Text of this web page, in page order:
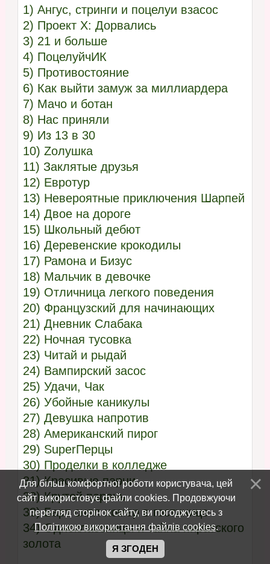
1) Ангус, стринги и поцелуи взасос
2) Проект X: Дорвались
3) 21 и больше
4) ПоцелуйчИК
5) Противостояние
6) Как выйти замуж за миллиардера
7) Мачо и ботан
8) Нас приняли
9) Из 13 в 30
10) Zолушка
11) Заклятые друзья
12) Евротур
13) Невероятные приключения Шарпей
14) Двое на дороге
15) Школьный дебют
16) Деревенские крокодилы
17) Рамона и Бизус
18) Мальчик в девочке
19) Отличница легкого поведения
20) Французский для начинающих
21) Дневник Слабака
22) Ночная тусовка
23) Читай и рыдай
24) Вампирский засос
25) Удачи, Чак
26) Убойные каникулы
27) Девушка напротив
28) Американский пирог
29) SuperПерцы
30) Проделки в колледже
31) Красивые парни
32) Крутой парень
33) Барт снял номер в гостинице
34) Одноклассницы и тайна пиратского
золота
Для більш комфортної роботи користувача, цей
сайт використовує файли cookies. Продовжуючи
перегляд сторінок сайту, ви погоджуєтесь з
Політикою використання файлів cookies.
Я ЗГОДЕН